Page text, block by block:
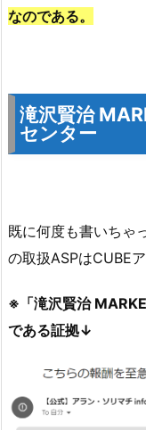
なのである。
滝沢賢治
センター
既に何度も書いちゃ
の取扱ASPはCUBE
※「滝沢賢治
である証拠↓